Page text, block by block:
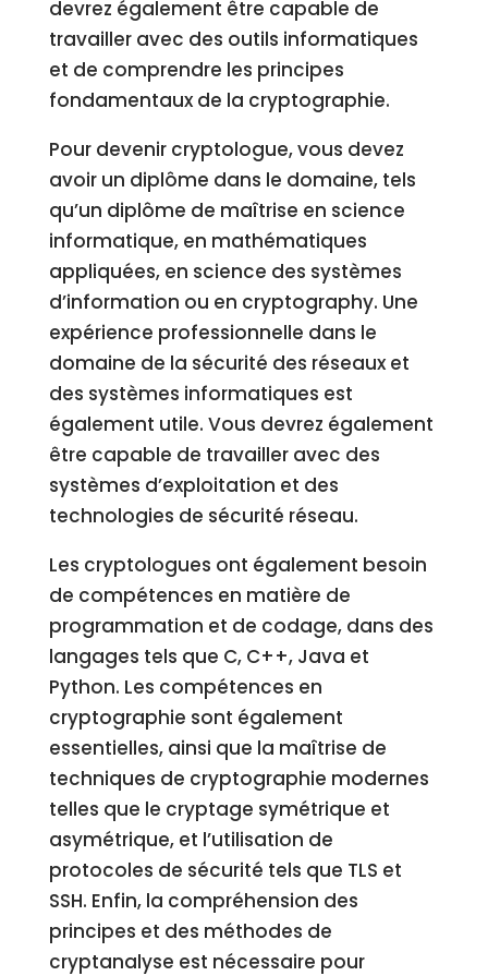
devrez également être capable de
travailler avec des outils informatiques
et de comprendre les principes
fondamentaux de la cryptographie.
Pour devenir cryptologue, vous devez
avoir un diplôme dans le domaine, tels
qu’un diplôme de maîtrise en science
informatique, en mathématiques
appliquées, en science des systèmes
d’information ou en cryptography. Une
expérience professionnelle dans le
domaine de la sécurité des réseaux et
des systèmes informatiques est
également utile. Vous devrez également
être capable de travailler avec des
systèmes d’exploitation et des
technologies de sécurité réseau.
Les cryptologues ont également besoin
de compétences en matière de
programmation et de codage, dans des
langages tels que C, C++, Java et
Python. Les compétences en
cryptographie sont également
essentielles, ainsi que la maîtrise de
techniques de cryptographie modernes
telles que le cryptage symétrique et
asymétrique, et l’utilisation de
protocoles de sécurité tels que TLS et
SSH. Enfin, la compréhension des
principes et des méthodes de
cryptanalyse est nécessaire pour